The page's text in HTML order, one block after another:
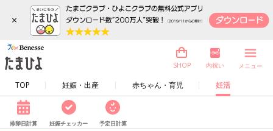
×
TOP 妊娠・出産 赤ちゃん・育児 妊活
SHOP 内祝い メニュー
排卵日計算 妊娠チェッカー 予定日計算